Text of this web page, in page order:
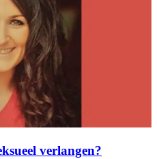
verlangen?